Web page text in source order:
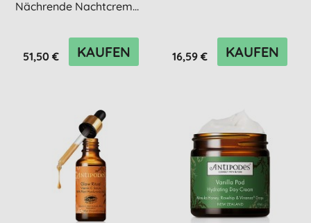
Nächrende Nachtcrem...
51,50 € KAUFEN 16,59 € KAUFEN